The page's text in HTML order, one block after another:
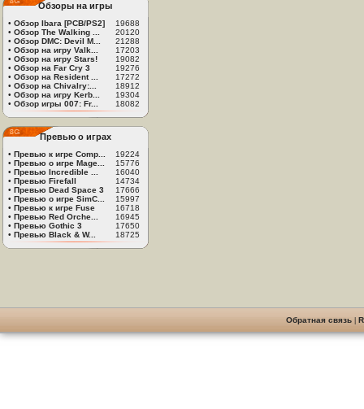
Обзоры на игры
• Обзор Ibara [PCB/PS2]
19688
• Обзор The Walking ...
20120
• Обзор DMC: Devil M...
21288
• Обзор на игру Valk...
17203
• Обзор на игру Stars!
19082
• Обзор на Far Cry 3
19276
• Обзор на Resident ...
17272
• Обзор на Chivalry:...
18912
• Обзор на игру Kerb...
19304
• Обзор игры 007: Fr... 18082
Превью о играх
• Превью к игре Comp...
19224
• Превью о игре Mage...
15776
• Превью Incredible ...
16040
• Превью Firefall
14734
• Превью Dead Space 3
17666
• Превью о игре SimC...
15997
• Превью к игре Fuse
16718
• Превью Red Orche...
16945
• Превью Gothic 3
17650
• Превью Black & W... 18725
Обратная связь